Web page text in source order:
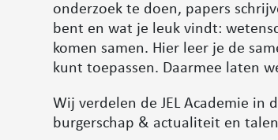
onderzoek te doen, papers
bent en wat je leuk vindt:
komen samen. Hier leer je de
kunt toepassen. Daarmee laten
Wij verdelen de JEL Academie
burgerschap & actualiteit en